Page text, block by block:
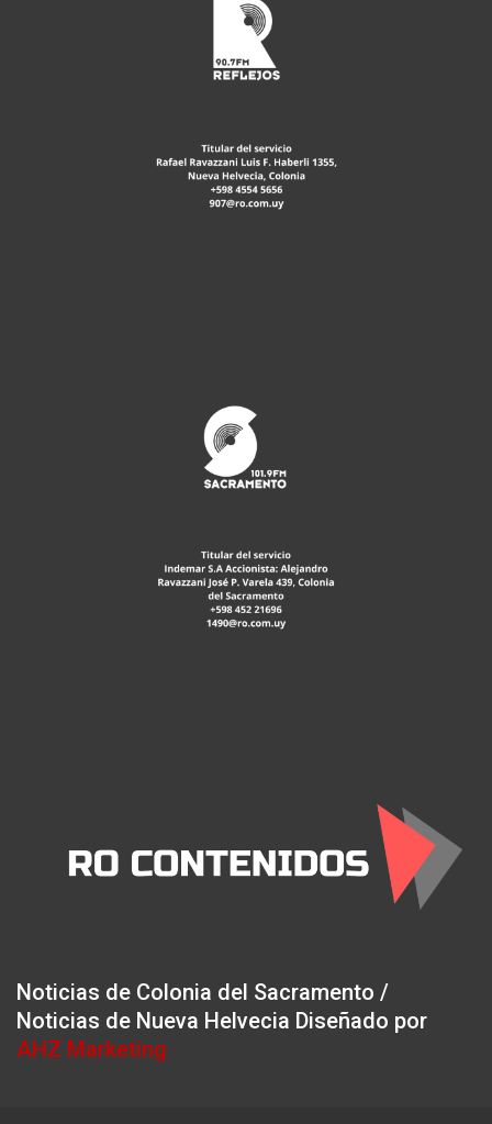
Noticias de Colonia del Sacramento /
Noticias de Nueva Helvecia Diseñado por
AHZ Marketing